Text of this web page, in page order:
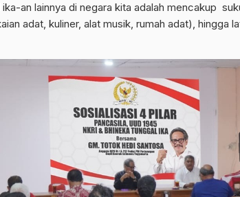
an lainnya di negara kita adalah mencakup
adat, kuliner, alat musik, rumah adat), hingga